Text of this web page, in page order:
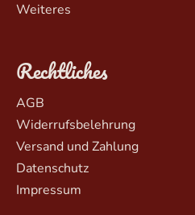
Weiteres
Rechtliches
AGB
Widerrufsbelehrung
Versand und Zahlung
Datenschutz
Impressum